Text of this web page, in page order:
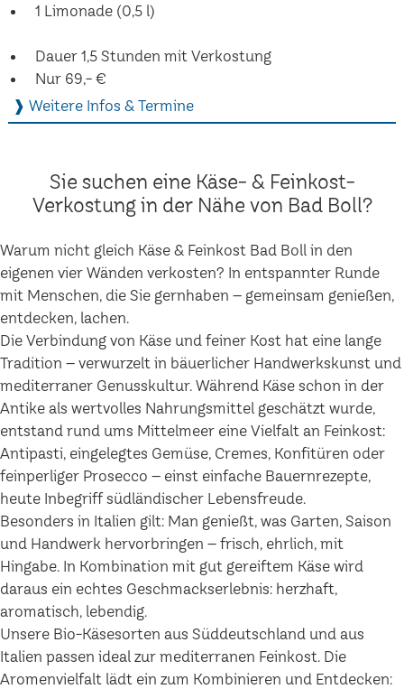
1 Limonade (0,5 l)
Dauer 1,5 Stunden mit Verkostung
Nur 69,- €
❱ Weitere Infos & Termine
Sie suchen eine Käse- & Feinkost-
Verkostung in der Nähe von Bad Boll?
Warum nicht gleich Käse & Feinkost Bad Boll in den
eigenen vier Wänden verkosten? In entspannter Runde
mit Menschen, die Sie gernhaben – gemeinsam genießen,
entdecken, lachen.
Die Verbindung von Käse und feiner Kost hat eine lange
Tradition – verwurzelt in bäuerlicher Handwerkskunst und
mediterraner Genusskultur. Während Käse schon in der
Antike als wertvolles Nahrungsmittel geschätzt wurde,
entstand rund ums Mittelmeer eine Vielfalt an Feinkost:
Antipasti, eingelegtes Gemüse, Cremes, Konfitüren oder
feinperliger Prosecco – einst einfache Bauernrezepte,
heute Inbegriff südländischer Lebensfreude.
Besonders in Italien gilt: Man genießt, was Garten, Saison
und Handwerk hervorbringen – frisch, ehrlich, mit
Hingabe. In Kombination mit gut gereiftem Käse wird
daraus ein echtes Geschmackserlebnis: herzhaft,
aromatisch, lebendig.
Unsere Bio-Käsesorten aus Süddeutschland und aus
Italien passen ideal zur mediterranen Feinkost. Die
Aromenvielfalt lädt ein zum Kombinieren und Entdecken: